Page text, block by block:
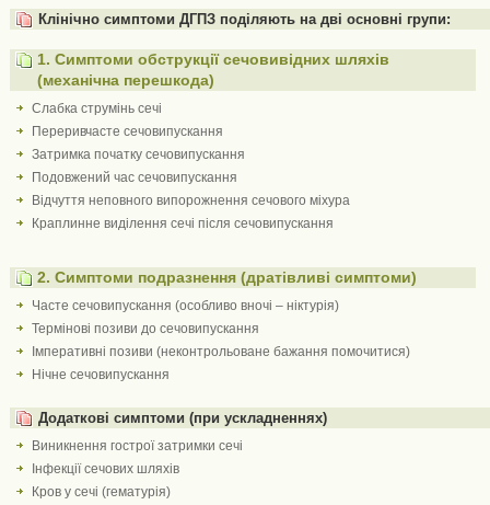
Клінічно симптоми ДГПЗ поділяють на дві основні групи:
1. Симптоми обструкції сечовивідних шляхів
(механічна перешкода)
Слабка струмінь сечі
Переривчасте сечовипускання
Затримка початку сечовипускання
Подовжений час сечовипускання
Відчуття неповного випорожнення сечового міхура
Краплинне виділення сечі після сечовипускання
2. Симптоми подразнення (дратівливі симптоми)
Часте сечовипускання (особливо вночі – ніктурія)
Термінові позиви до сечовипускання
Імперативні позиви (неконтрольоване бажання помочитися)
Нічне сечовипускання
Додаткові симптоми (при ускладненнях)
Виникнення гострої затримки сечі
Інфекції сечових шляхів
Кров у сечі (гематурія)